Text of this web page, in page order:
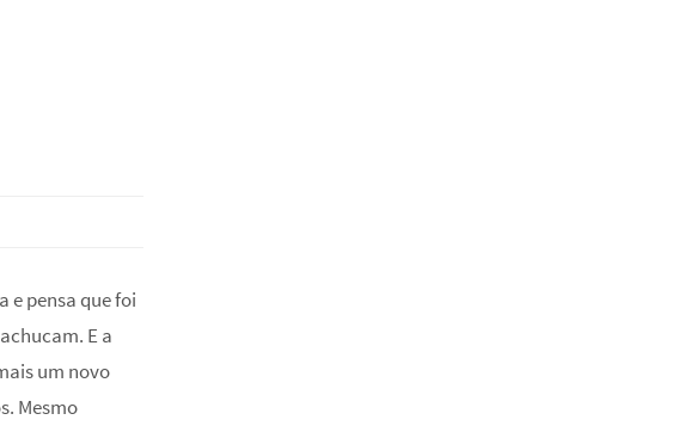
e pensa que foi
E a
um novo
Mesmo